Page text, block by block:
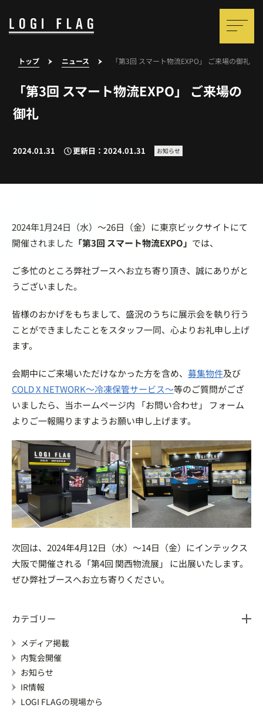
トップ ニュース 「第3回 スマート物流EXPO」 ご来場の御礼
「第3回 スマート物流EXPO」 ご来場の
御礼
2024.01.31 更新日：2024.01.31 お知らせ
2024年1月24日（水）～26日（金）に東京ビックサイトにて
開催されました 「第3回 スマート物流EXPO」 では、
ご多忙のところ弊社ブースへお立ち寄り頂き、誠にありがと
うございました。
皆様のおかげをもちまして、盛況のうちに展示会を執り行う
ことができましたことをスタッフ一同、心よりお礼申し上げ
ます。
会期中にご来場いただけなかった方を含め、 募集物件及び
COLD X NETWORK～冷凍保管サービス～等のご質問がござ
いましたら、当ホームページ内 「お問い合わせ」 フォーム
よりご一報賜りますようお願い申し上げます。
次回は、2024年4月12日（水）～14日（金）にインテックス
大阪で開催される「第4回 関西物流展」 に出展いたします。
ぜひ弊社ブースへお立ち寄りください。
カテゴリー
メディア掲載
内覧会開催
お知らせ
IR情報
LOGI FLAGの現場から